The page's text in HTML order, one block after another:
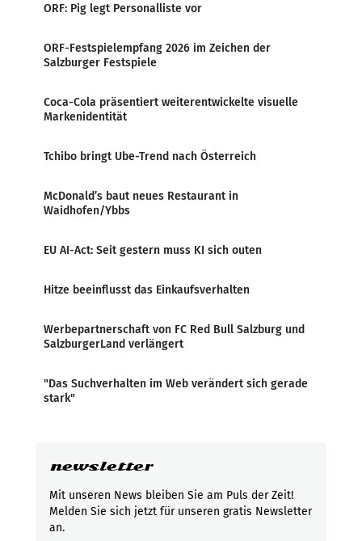
ORF: Pig legt Personalliste vor
ORF-Festspielempfang 2026 im Zeichen der
Salzburger Festspiele
Coca-Cola präsentiert weiterentwickelte visuelle
Markenidentität
Tchibo bringt Ube-Trend nach Österreich
McDonald’s baut neues Restaurant in
Waidhofen/Ybbs
EU AI-Act: Seit gestern muss KI sich outen
Hitze beeinflusst das Einkaufsverhalten
Werbepartnerschaft von FC Red Bull Salzburg und
SalzburgerLand verlängert
"Das Suchverhalten im Web verändert sich gerade
stark"
newsletter
Mit unseren News bleiben Sie am Puls der Zeit!
Melden Sie sich jetzt für unseren gratis Newsletter
an.